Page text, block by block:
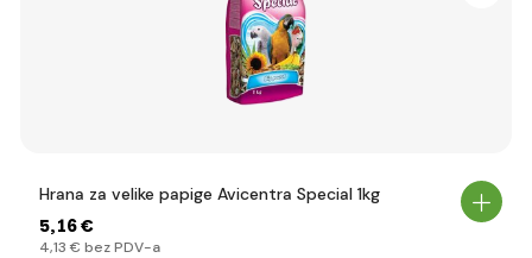
Hrana za velike papige Avicentra Special 1kg
5,16 €
4,13 € bez PDV-a